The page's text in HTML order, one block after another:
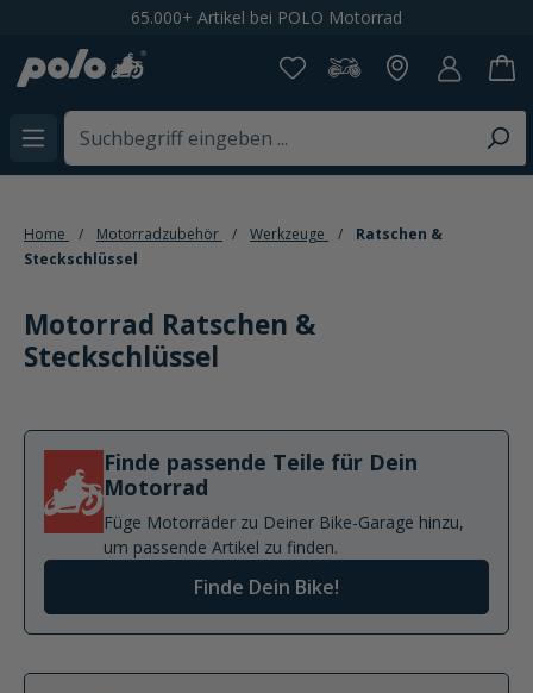
Spare 20% bei der Newsletteranmeldung
Home Motorradzubehör Werkzeuge
Ratschen &
Steckschlüssel
Motorrad Ratschen &
Steckschlüssel
Finde passende Teile für Dein
Motorrad
Füge Motorräder zu Deiner Bike-Garage hinzu,
um passende Artikel zu finden.
Finde Dein Bike!